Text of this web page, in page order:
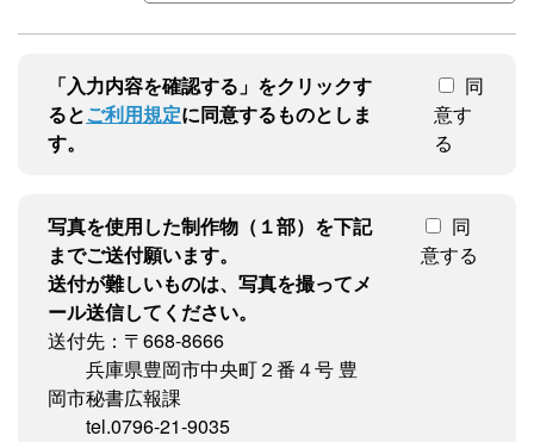
「入力内容を確認する」をクリックす
るとご利用規定に同意するものとしま
す。
同
意す
る
写真を使用した制作物（１部）を下記
までご送付願います。
送付が難しいものは、写真を撮ってメ
ール送信してください。
送付先：〒668-8666
兵庫県豊岡市中央町２番４号 豊
岡市秘書広報課
tel.0796-21-9035
同
意する